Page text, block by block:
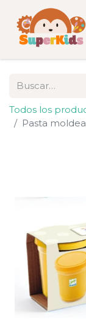
Todos los
Pasta